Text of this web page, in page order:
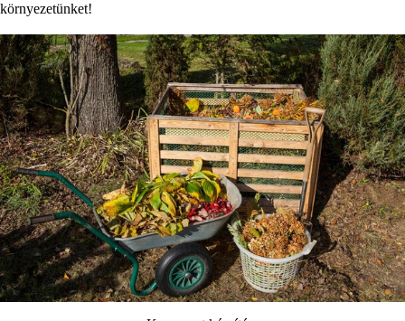
környezetünket!